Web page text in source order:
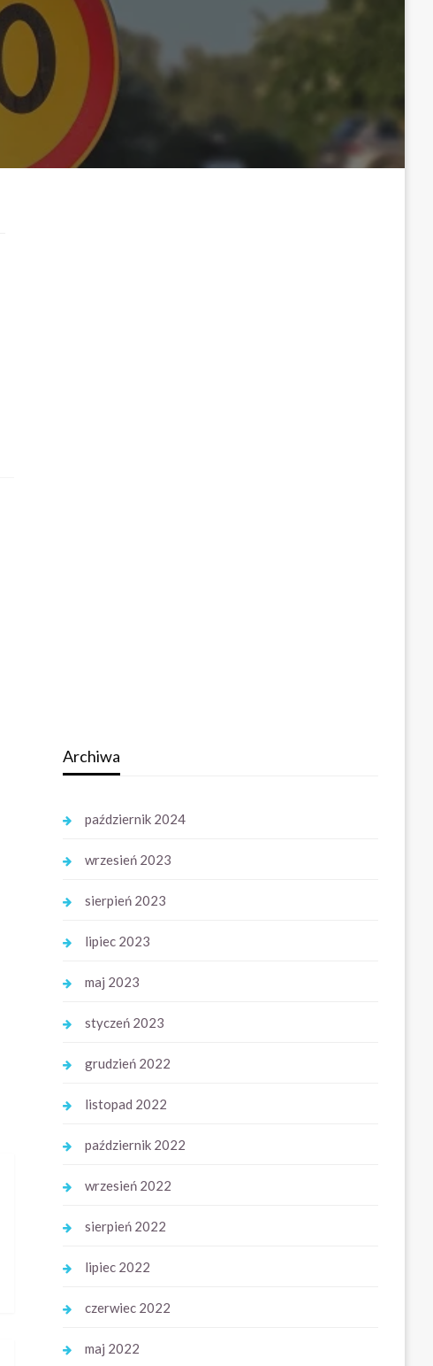
Archiwa
październik 2024
wrzesień 2023
sierpień 2023
lipiec 2023
maj 2023
styczeń 2023
grudzień 2022
listopad 2022
październik 2022
wrzesień 2022
sierpień 2022
lipiec 2022
czerwiec 2022
maj 2022